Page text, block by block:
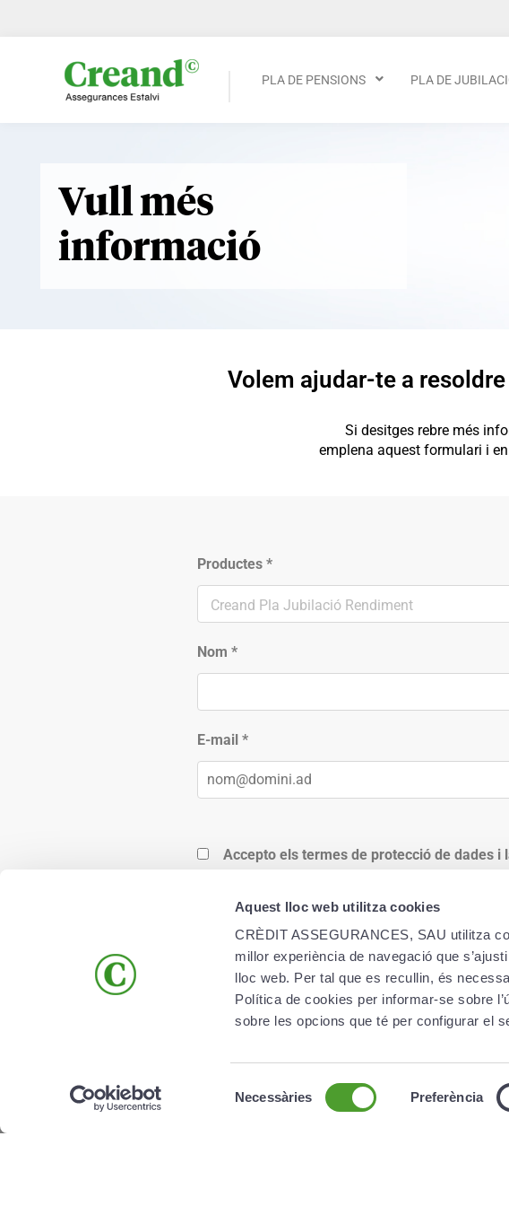
Aquest lloc web utilitza cookies
CRÈDIT ASSEGURANCES, SAU utilitza
millor experiència de navegació que
lloc web. Per tal que es recullin, és
Política de cookies per informar-se sobre
sobre les opcions que té per configurar el
Necessàries Preferència
PLA DE PENSIONS PLA DE
Vull més
informació
Volem ajudar-te a
Si desitges rebre més
emplena aquest formulari i
Productes *
Nom *
E-mail *
Accepto els termes de protecció de dades i
ENLLAÇOS D’INTERÈS
Creand Vida
PRODUCTES
Pla de
Pla estudiant